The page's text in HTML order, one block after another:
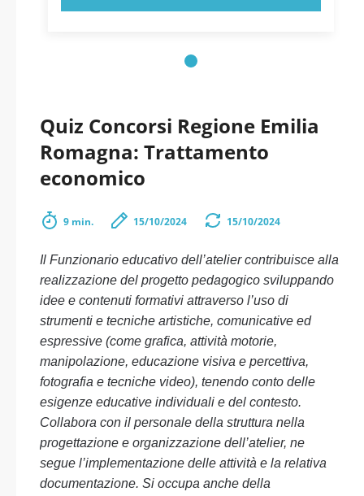
Quiz Concorsi Regione Emilia
Romagna: Trattamento
economico
9 min. 15/10/2024 15/10/2024
Il Funzionario educativo dell’atelier contribuisce alla
realizzazione del progetto pedagogico sviluppando
idee e contenuti formativi attraverso l’uso di
strumenti e tecniche artistiche, comunicative ed
espressive (come grafica, attività motorie,
manipolazione, educazione visiva e percettiva,
fotografia e tecniche video), tenendo conto delle
esigenze educative individuali e del contesto.
Collabora con il personale della struttura nella
progettazione e organizzazione dell’atelier, ne
segue l’implementazione delle attività e la relativa
documentazione. Si occupa anche della